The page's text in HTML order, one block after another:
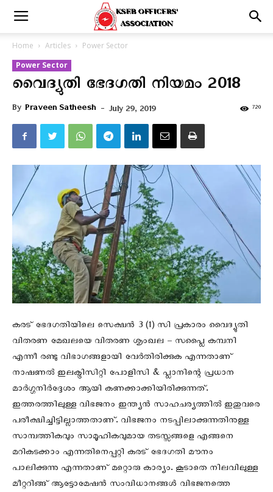
Home Articles
Power Sector
Power Sector
വൈദ്യുതി ഭേദഗതി നിയമം 2018
By Praveen Satheesh - July 29, 2019 720
കരട് ഭേദഗതിയിലെ സെക്ഷന്‍ 3 (1) സി പ്രകാരം വൈദ്യുതി
വിതരണ മേഖലയെ വിതരണ ശൃംഖല – സപ്ലൈ കമ്പനി
എന്നീ രണ്ടു വിഭാഗങ്ങളായി വേര്‍തിരിക്കുക എന്നതാണ്
നാഷണല്‍ ഇലക്ട്രിസിറ്റി പോളിസി & പ്ലാനിന്റെ പ്രധാന
മാര്‍ഗ്ഗനിര്‍ദ്ദേശം ആയി കണക്കാക്കിയിരിക്കുന്നത്.
ഇത്തരത്തിലുള്ള വിഭജനം ഇന്ത്യന്‍ സാഹചര്യത്തില്‍ ഇതുവരെ
പരീക്ഷിച്ചിട്ടില്ലാത്തതാണ്. വിഭജനം നടപ്പിലാക്കുന്നതിനുള്ള
സാമ്പത്തികവും സാമൂഹികവുമായ തടസ്സങ്ങളെ എങ്ങനെ
മറികടക്കാം എന്നതിനെപ്പറ്റി കരട് ഭേദഗതി മൗനം
പാലിക്കുന്നു എന്നതാണ് മറ്റൊരു കാര്യം. കൂടാതെ നിലവിലുള്ള
മീറ്ററിങ്ങ് ആട്ടോമേഷന്‍ സംവിധാനങ്ങള്‍ വിഭജനത്തെ